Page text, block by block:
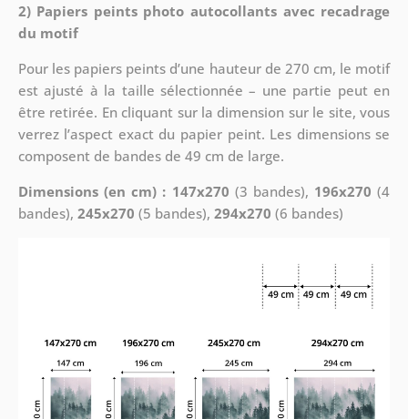
2) Papiers peints photo autocollants avec recadrage
du motif
Pour les papiers peints d’une hauteur de 270 cm, le motif
est ajusté à la taille sélectionnée – une partie peut en
être retirée. En cliquant sur la dimension sur le site, vous
verrez l’aspect exact du papier peint. Les dimensions se
composent de bandes de 49 cm de large.
Dimensions (en cm) : 147x270 (3 bandes), 196x270 (4
bandes), 245x270 (5 bandes), 294x270 (6 bandes)